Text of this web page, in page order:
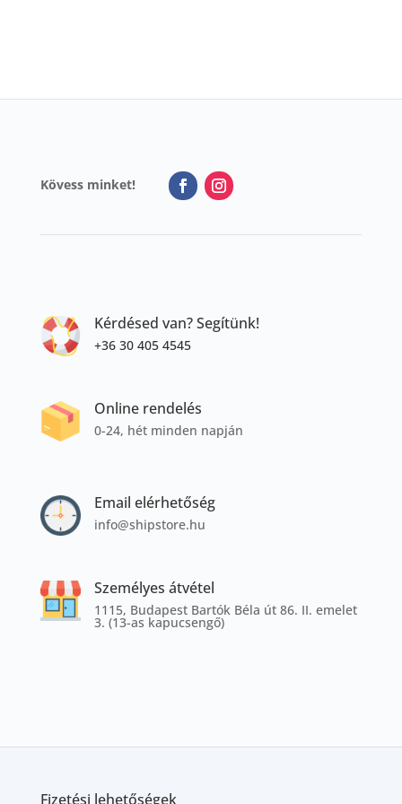
Kövess minket!
Kérdésed van? Segítünk!
+36 30 405 4545
Online rendelés
0-24, hét minden napján
Email elérhetőség
info@shipstore.hu
Személyes átvétel
1115, Budapest Bartók Béla út 86. II. emelet
3. (13-as kapucsengő)
Fizetési lehetőségek